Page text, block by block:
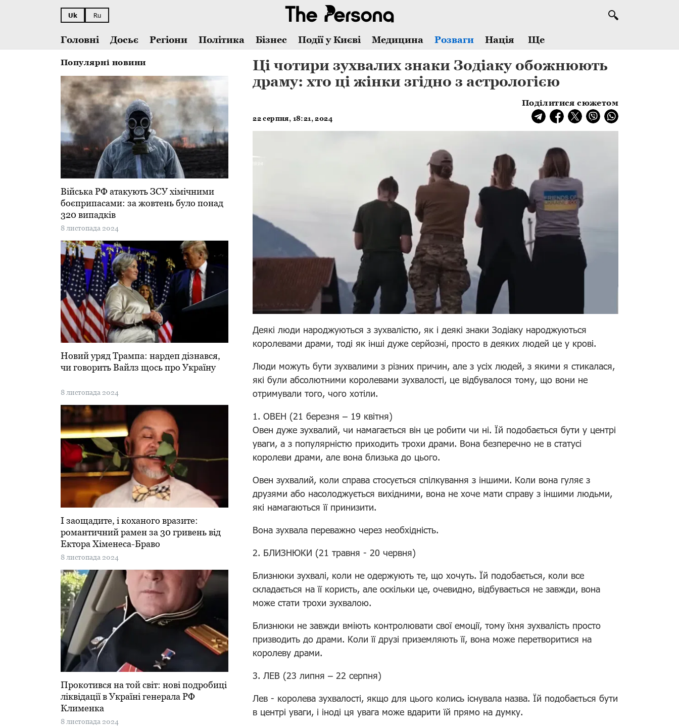
Головні Досьє Регіони Політика Бізнес Події у Києві Медицина Розваги Нація Ще
Uk Ru
Популярні новини
​Війська РФ атакують ЗСУ хімічними
боєприпасами: за жовтень було понад
320 випадків
8 листопада 2024
Новий уряд Трампа: нардеп дізнався,
чи говорить Вайлз щось про Україну
8 листопада 2024
І заощадите, і коханого вразите:
романтичний рамен за 30 гривень від
Ектора Хіменеса-Браво
8 листопада 2024
Прокотився на той світ: нові подробиці
ліквідації в Україні генерала РФ
Клименка
8 листопада 2024
Ці чотири зухвалих знаки Зодіаку обожнюють
драму: хто ці жінки згідно з астрологією
Поділитися сюжетом
22 серпня, 18:21, 2024
Деякі люди народжуються з зухвалістю, як і деякі знаки Зодіаку народжуються
королевами драми, тоді як інші дуже серйозні, просто в деяких людей це у крові.
Люди можуть бути зухвалими з різних причин, але з усіх людей, з якими я стикалася,
які були абсолютними королевами зухвалості, це відбувалося тому, що вони не
отримували того, чого хотіли.
1. ОВЕН (21 березня – 19 квітня)
Овен дуже зухвалий, чи намагається він це робити чи ні. Їй подобається бути у центрі
уваги, а з популярністю приходить трохи драми. Вона безперечно не в статусі
королеви драми, але вона близька до цього.
Овен зухвалий, коли справа стосується спілкування з іншими. Коли вона гуляє з
друзями або насолоджується вихідними, вона не хоче мати справу з іншими людьми,
які намагаються її принизити.
Вона зухвала переважно через необхідність.
2. БЛИЗНЮКИ (21 травня - 20 червня)
Близнюки зухвалі, коли не одержують те, що хочуть. Їй подобається, коли все
складається на її користь, але оскільки це, очевидно, відбувається не завжди, вона
може стати трохи зухвалою.
Близнюки не завжди вміють контролювати свої емоції, тому їхня зухвалість просто
призводить до драми. Коли її друзі приземляють її, вона може перетворитися на
королеву драми.
3. ЛЕВ (23 липня – 22 серпня)
Лев - королева зухвалості, якщо для цього колись існувала назва. Їй подобається бути
в центрі уваги, і іноді ця увага може вдарити їй прямо на думку.